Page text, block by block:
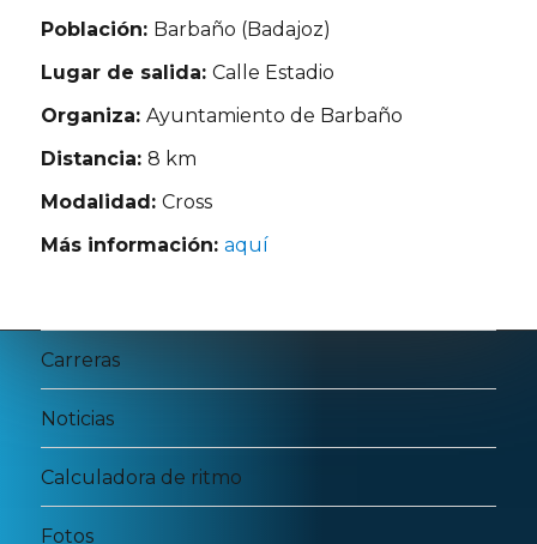
Población: Barbaño (Badajoz)
Lugar de salida:Calle Estadio
Organiza:Ayuntamiento de Barbaño
Distancia:8 km
Modalidad:Cross
Más información:aquí
Carreras
Noticias
Calculadora de ritmo
Fotos